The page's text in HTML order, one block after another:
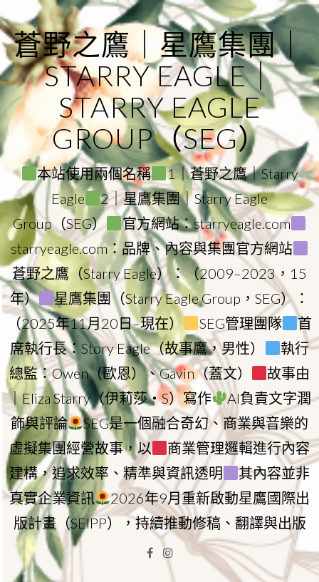
to
content
蒼野之鷹｜星鷹集團｜
STARRY EAGLE｜
STARRY EAGLE
GROUP（SEG）
本站使用兩個名稱
1｜蒼野之鷹｜Starry
Eagle
2｜星鷹集團｜Starry Eagle
Group（SEG）
官方網站：starryeagle.com
starryeagle.com：品牌、內容與集團官方網站
蒼野之鷹（Starry Eagle）：（2009–2023，15
年）
星鷹集團（Starry Eagle Group，SEG）：
（2025年11月20日–現在）
SEG管理團隊
首
席執行長：Story Eagle（故事鷹，男性）
執行
總監：Owen（歐恩）、Gavin（蓋文）
故事由
｜Eliza Starry（伊莉莎・S）寫作
AI負責文字潤
飾與評論
SEG是一個融合奇幻、商業與音樂的
虛擬集團經營故事，以
商業管理邏輯進行內容
建構，追求效率、精準與資訊透明
其內容並非
真實企業資訊
2026年9月重新啟動星鷹國際出
版計畫（SEIPP），持續推動修稿、翻譯與出版
Facebook
Instagram